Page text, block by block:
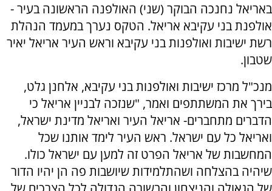
באריאל נחנכה הבוקר (שני) האולפנה הראשונה בעיר -
אולפנת בני עקיבא אריאל. הטקס נערך במעמד הנהלת
רשת ישיבות ואולפנות בני עקיבא וראש העיר אריאל יאיר
שטבון.
מנכ"ל מרכז ישיבות ואולפנות בני עקיבא, אלחנן גלט,
בירך את המשתתפים ואמר, "שנזכה לבניין אריאל כי
הדברים מתחברים- אריאל העיר ואריאל מדינת ישראל,
ואריאל כל עם ישראל. ראש העיר לימד אותנו שכל
המחשבות של אריאל הפרט זה למען עם ישראל כולו.
שיהיה בהצלחה ושהתלמידות שיושבות פה הן יהיו הדור